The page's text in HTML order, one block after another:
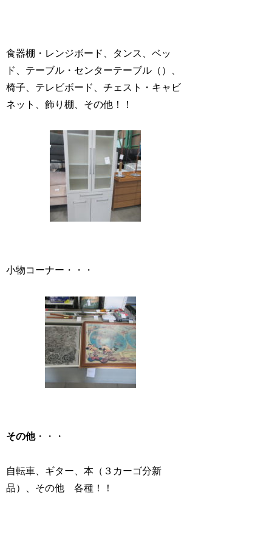
食器棚・レンジボード、タンス、ベッ
ド、テーブル・センターテーブル（）、
椅子、テレビボード、チェスト・キャビ
ネット、飾り棚、その他！！
小物コーナー・・・
その他・・・
自転車、ギター、本（３カーゴ分新
品）、その他 各種！！